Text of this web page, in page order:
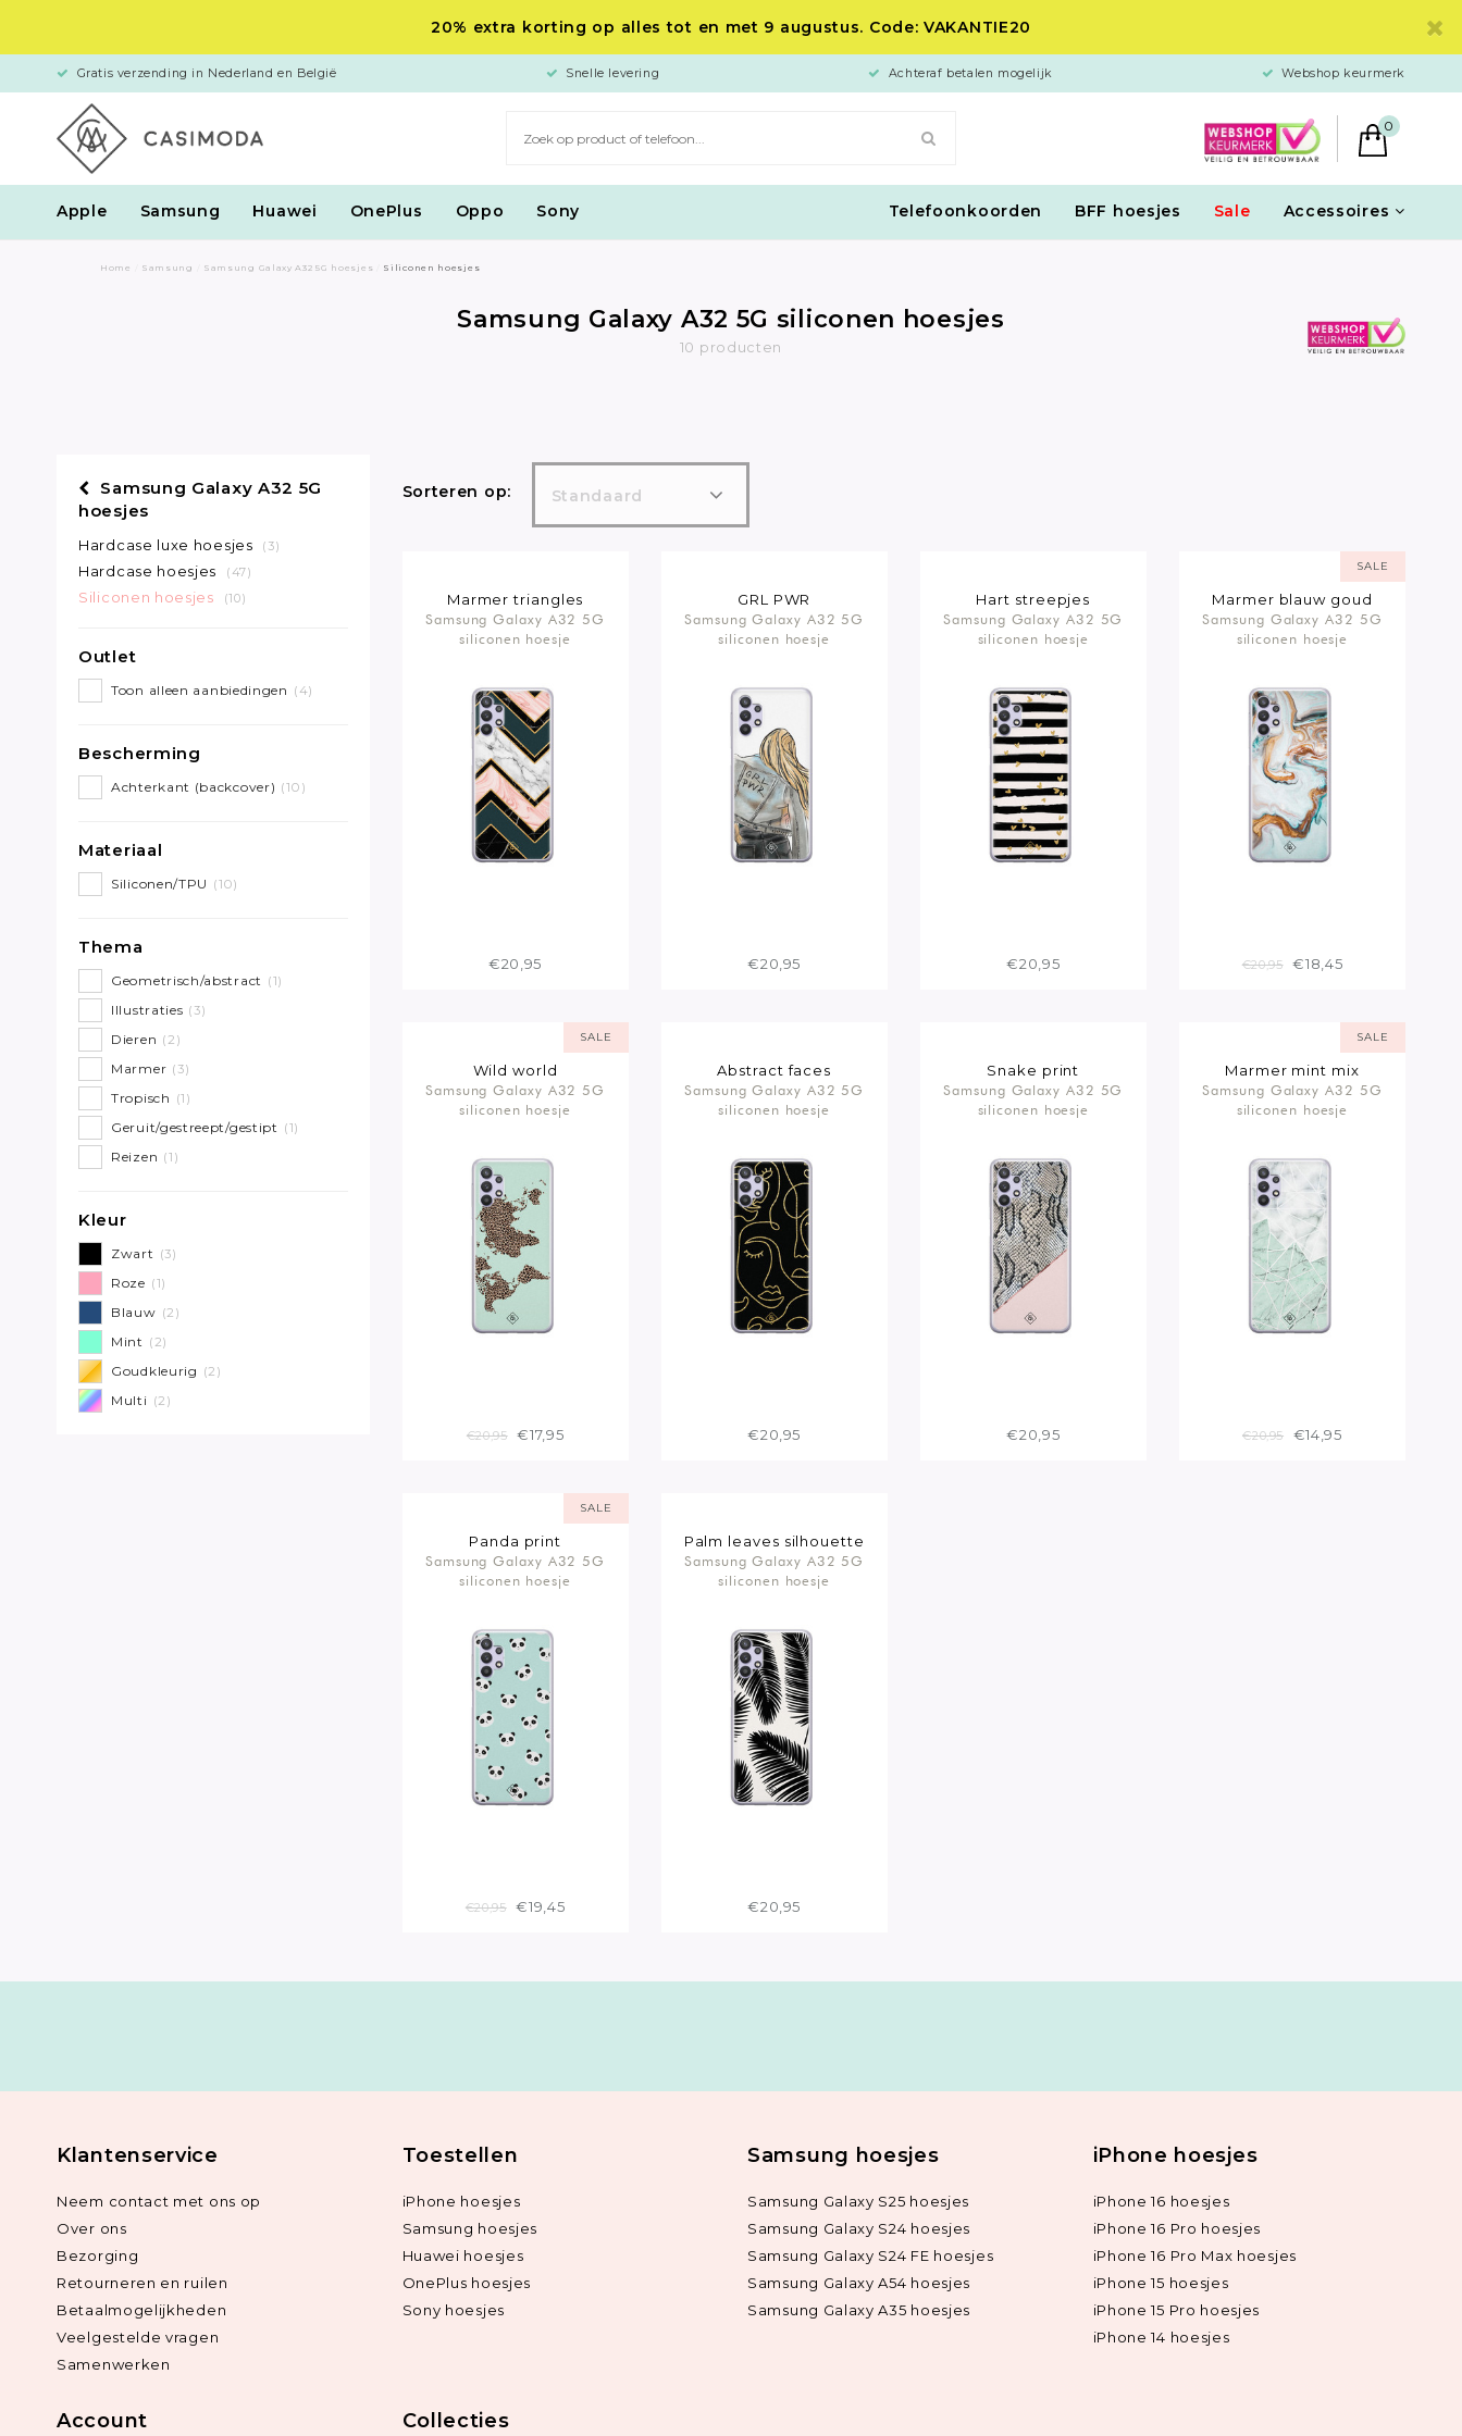
20% extra korting op alles tot en met 9 augustus. Code: VAKANTIE20
Gratis verzending in Nederland en België Snelle levering Achteraf betalen mogelijk Webshop keurmerk
0
Apple Samsung Huawei OnePlus Oppo Sony Telefoonkoorden BFF hoesjes Sale Accessoires
Home Samsung Samsung Galaxy A32 5G hoesjes Siliconen hoesjes
Samsung Galaxy A32 5G siliconen hoesjes
10 producten
Samsung Galaxy A32 5G
hoesjes
Hardcase luxe hoesjes (3)
Hardcase hoesjes (47)
Siliconen hoesjes (10)
Outlet
Toon alleen aanbiedingen (4)
Bescherming
Achterkant (backcover) (10)
Materiaal
Siliconen/TPU (10)
Thema
Geometrisch/abstract (1)
Illustraties (3)
Dieren (2)
Marmer (3)
Tropisch (1)
Geruit/gestreept/gestipt (1)
Reizen (1)
Kleur
Zwart (3)
Roze (1)
Blauw (2)
Mint (2)
Goudkleurig (2)
Multi (2)
Sorteren op: Standaard
Marmer triangles
Samsung Galaxy A32 5G
siliconen hoesje
€20,95
GRL PWR
Samsung Galaxy A32 5G
siliconen hoesje
€20,95
Hart streepjes
Samsung Galaxy A32 5G
siliconen hoesje
€20,95
SALE
Marmer blauw goud
Samsung Galaxy A32 5G
siliconen hoesje
€20,95 €18,45
SALE
Wild world
Samsung Galaxy A32 5G
siliconen hoesje
€20,95 €17,95
Abstract faces
Samsung Galaxy A32 5G
siliconen hoesje
€20,95
Snake print
Samsung Galaxy A32 5G
siliconen hoesje
€20,95
SALE
Marmer mint mix
Samsung Galaxy A32 5G
siliconen hoesje
€20,95 €14,95
SALE
Panda print
Samsung Galaxy A32 5G
siliconen hoesje
€20,95 €19,45
Palm leaves silhouette
Samsung Galaxy A32 5G
siliconen hoesje
€20,95
Klantenservice
Neem contact met ons op
Over ons
Bezorging
Retourneren en ruilen
Betaalmogelijkheden
Veelgestelde vragen
Samenwerken
Toestellen
iPhone hoesjes
Samsung hoesjes
Huawei hoesjes
OnePlus hoesjes
Sony hoesjes
Samsung hoesjes
Samsung Galaxy S25 hoesjes
Samsung Galaxy S24 hoesjes
Samsung Galaxy S24 FE hoesjes
Samsung Galaxy A54 hoesjes
Samsung Galaxy A35 hoesjes
iPhone hoesjes
iPhone 16 hoesjes
iPhone 16 Pro hoesjes
iPhone 16 Pro Max hoesjes
iPhone 15 hoesjes
iPhone 15 Pro hoesjes
iPhone 14 hoesjes
Account Collecties